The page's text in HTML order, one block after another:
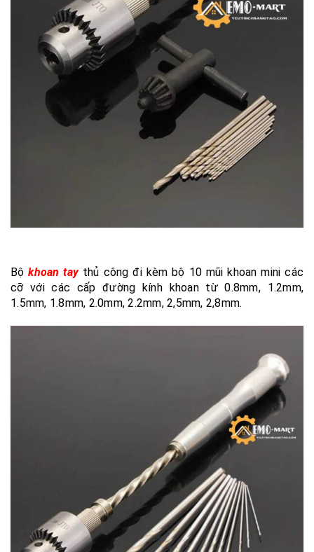
Bộkhoan taythủ công đi kèm bộ 10 mũi khoan mini các
cỡ với các cấp đường kính khoan từ 0.8mm, 1.2mm,
1.5mm, 1.8mm, 2.0mm, 2.2mm, 2,5mm, 2,8mm.